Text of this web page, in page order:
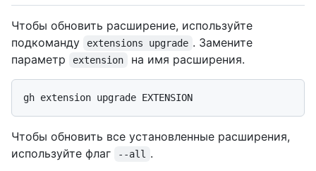
Чтобы обновить расширение, используйте
подкоманду
extensions upgrade . Замените
параметр
extension на имя расширения.
Чтобы обновить все установленные расширения,
используйте флаг
--all .